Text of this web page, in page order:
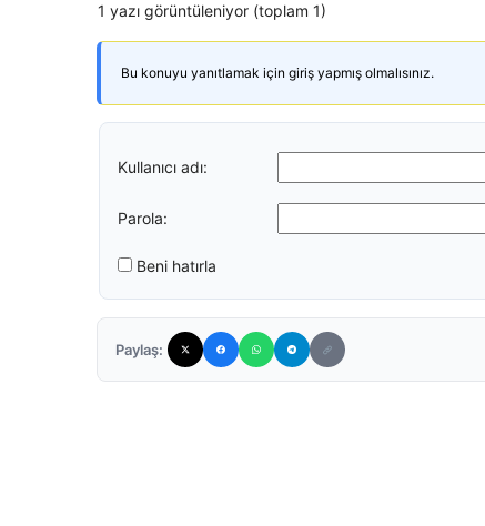
1 yazı görüntüleniyor (toplam 1)
Bu konuyu yanıtlamak için giriş yapmış olmalısınız.
Kullanıcı adı:
Parola:
Beni hatırla
Paylaş: